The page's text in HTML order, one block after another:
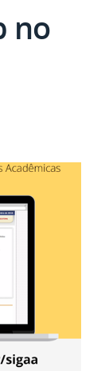
no